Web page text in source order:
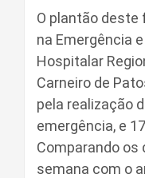
O plantão deste
na Emergência
Hospitalar
Carneiro de
pela realização
emergência, e
Comparando os
semana com o